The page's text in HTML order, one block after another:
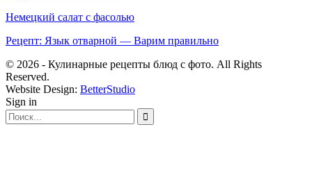
Немецкий салат с фасолью
Рецепт: Язык отварной — Варим правильно
© 2026 - Кулинарные рецепты блюд с фото. All Rights
Reserved.
Website Design: BetterStudio
Sign in